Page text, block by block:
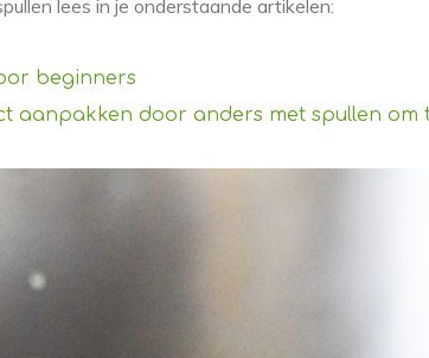
lees in je onderstaande artikelen:
beginners
aanpakken door anders met spullen om